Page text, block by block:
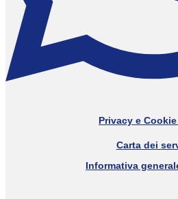
Privacy e
Carta dei
Informativa